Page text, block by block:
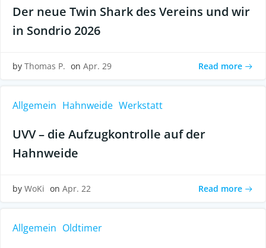
Der neue Twin Shark des Vereins und wir
in Sondrio 2026
by Thomas P. on Apr. 29 Read more
Allgemein Hahnweide Werkstatt
UVV – die Aufzugkontrolle auf der
Hahnweide
by WoKi on Apr. 22 Read more
Allgemein Oldtimer